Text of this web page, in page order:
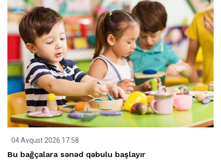
04 Avqust 2026 17:58
Bu bağçalara sənəd qəbulu başlayır